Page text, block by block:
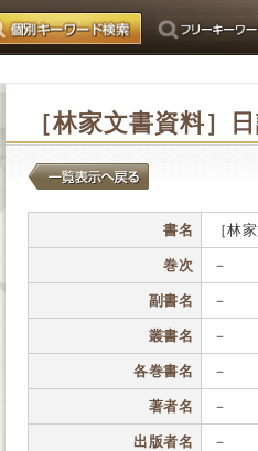
［林家文書資料］
書名 ［林
巻次 －
副書名 －
叢書名 －
各巻書名 －
著者名 －
出版者名 －